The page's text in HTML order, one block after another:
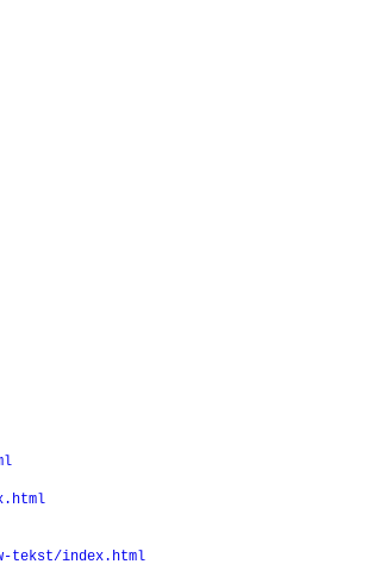
tekst/index.html